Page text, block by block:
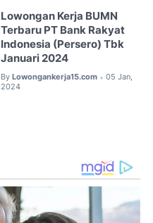
Lowongan Kerja BUMN
Terbaru PT Bank Rakyat
Indonesia (Persero) Tbk
Januari 2024
By Lowongankerja15.com • 05 Jan,
2024